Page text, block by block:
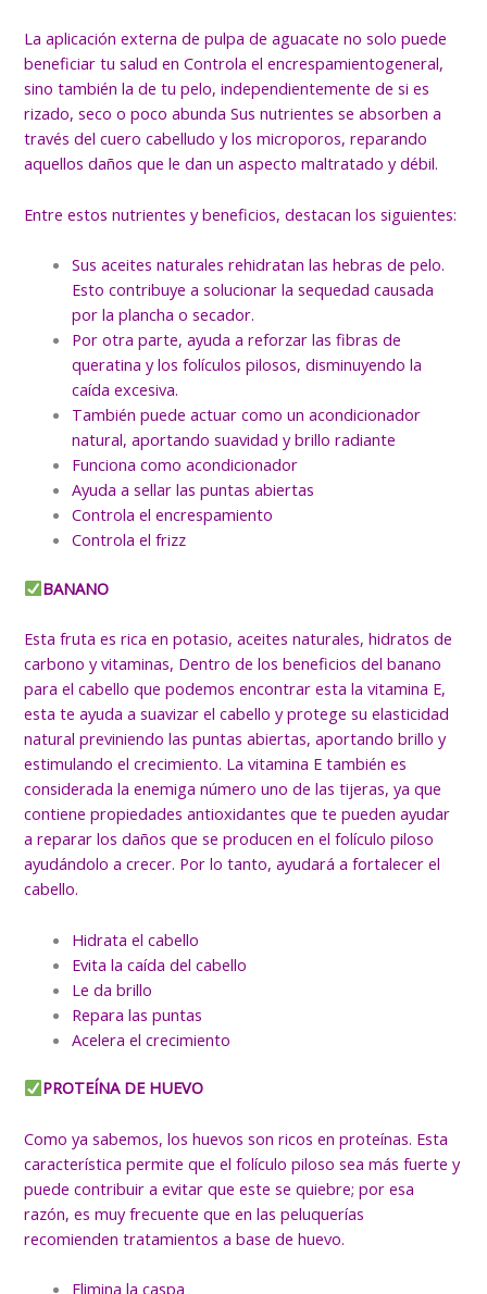
La aplicación externa de pulpa de aguacate no solo puede
beneficiar tu salud en Controla el encrespamientogeneral,
sino también la de tu pelo, independientemente de si es
rizado, seco o poco abunda Sus nutrientes se absorben a
través del cuero cabelludo y los microporos, reparando
aquellos daños que le dan un aspecto maltratado y débil.
Entre estos nutrientes y beneficios, destacan los siguientes:
Sus aceites naturales rehidratan las hebras de pelo.
Esto contribuye a solucionar la sequedad causada
por la plancha o secador.
Por otra parte, ayuda a reforzar las fibras de
queratina y los folículos pilosos, disminuyendo la
caída excesiva.
También puede actuar como un acondicionador
natural, aportando suavidad y brillo radiante
Funciona como acondicionador
Ayuda a sellar las puntas abiertas
Controla el encrespamiento
Controla el frizz
BANANO
Esta fruta es rica en potasio, aceites naturales, hidratos de
carbono y vitaminas, Dentro de los beneficios del banano
para el cabello que podemos encontrar esta la vitamina E,
esta te ayuda a suavizar el cabello y protege su elasticidad
natural previniendo las puntas abiertas, aportando brillo y
estimulando el crecimiento. La vitamina E también es
considerada la enemiga número uno de las tijeras, ya que
contiene propiedades antioxidantes que te pueden ayudar
a reparar los daños que se producen en el folículo piloso
ayudándolo a crecer. Por lo tanto, ayudará a fortalecer el
cabello.
Hidrata el cabello
Evita la caída del cabello
Le da brillo
Repara las puntas
Acelera el crecimiento
PROTEÍNA DE HUEVO
Como ya sabemos, los huevos son ricos en proteínas. Esta
característica permite que el folículo piloso sea más fuerte y
puede contribuir a evitar que este se quiebre; por esa
razón, es muy frecuente que en las peluquerías
recomienden tratamientos a base de huevo.
Elimina la caspa